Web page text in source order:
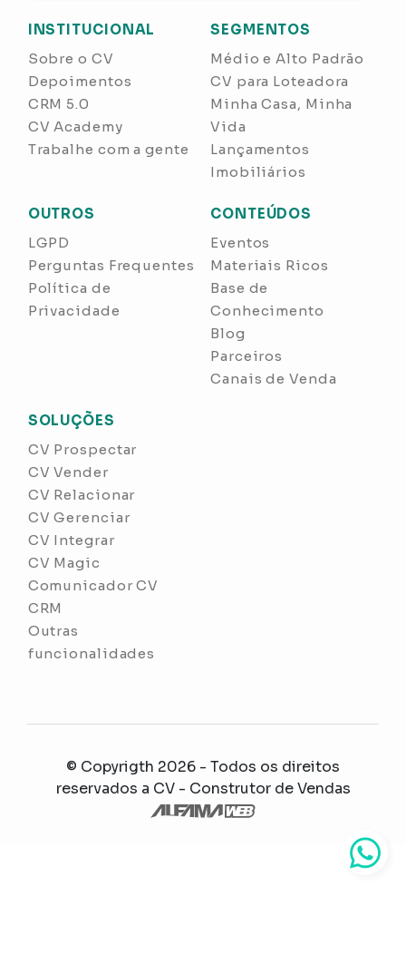
INSTITUCIONAL
Sobre o CV
Depoimentos
CRM 5.0
CV Academy
Trabalhe com a gente
SEGMENTOS
Médio e Alto Padrão
CV para Loteadora
Minha Casa, Minha
Vida
Lançamentos
Imobiliários
OUTROS
LGPD
Perguntas Frequentes
Política de
Privacidade
CONTEÚDOS
Eventos
Materiais Ricos
Base de
Conhecimento
Blog
Parceiros
Canais de Venda
SOLUÇÕES
CV Prospectar
CV Vender
CV Relacionar
CV Gerenciar
CV Integrar
CV Magic
Comunicador CV
CRM
Outras
funcionalidades
© Copyrigth 2026 - Todos os direitos
reservados a CV - Construtor de Vendas